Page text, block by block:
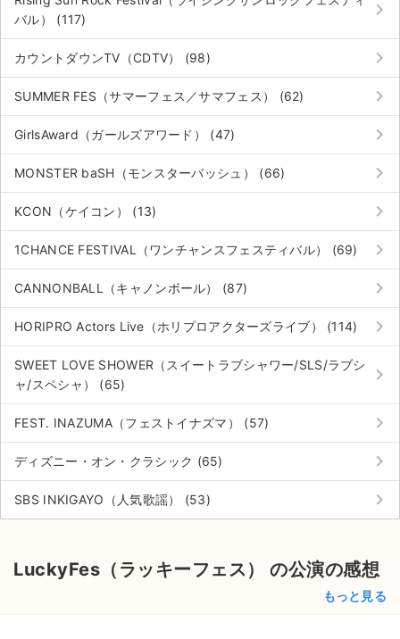
バル） (117)
keyboard_arrow_right
カウントダウンTV（CDTV） (98) keyboard_arrow_right
SUMMER FES（サマーフェス／サマフェス） (62) keyboard_arrow_right
GirlsAward（ガールズアワード） (47) keyboard_arrow_right
MONSTER baSH（モンスターバッシュ） (66) keyboard_arrow_right
KCON（ケイコン） (13) keyboard_arrow_right
1CHANCE FESTIVAL（ワンチャンスフェスティバル） (69) keyboard_arrow_right
CANNONBALL（キャノンボール） (87) keyboard_arrow_right
HORIPRO Actors Live（ホリプロアクターズライブ） (114) keyboard_arrow_right
SWEET LOVE SHOWER（スイートラブシャワー/SLS/ラブシ
ャ/スペシャ） (65)
keyboard_arrow_right
FEST. INAZUMA（フェストイナズマ） (57) keyboard_arrow_right
ディズニー・オン・クラシック (65) keyboard_arrow_right
SBS INKIGAYO（人気歌謡） (53) keyboard_arrow_right
LuckyFes（ラッキーフェス） の公演の感想
もっと見る